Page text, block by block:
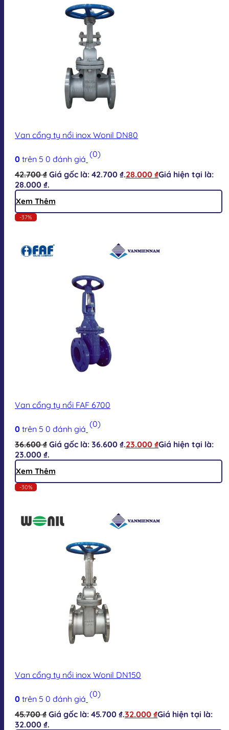
Van cổng ty nổi inox Wonil DN80
0 trên 5 0 đánh giá (0)
42.700₫ Giá gốc là: 42.700 ₫.28.000 ₫Giá hiện tại là:
28.000 ₫.
Xem Thêm
-37%
Van cổng ty nổi FAF 6700
0 trên 5 0 đánh giá (0)
36.600₫ Giá gốc là: 36.600 ₫.23.000 ₫Giá hiện tại là:
23.000 ₫.
Xem Thêm
-30%
Van cổng ty nổi inox Wonil DN150
0 trên 5 0 đánh giá (0)
45.700₫ Giá gốc là: 45.700 ₫.32.000 ₫Giá hiện tại là:
32.000 ₫.